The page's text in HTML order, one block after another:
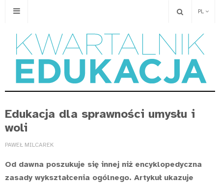
PL
Edukacja dla sprawności umysłu i
woli
PAWEŁ MILCAREK
Od dawna poszukuje się innej niż encyklopedyczna
zasady wykształcenia ogólnego. Artykuł ukazuje